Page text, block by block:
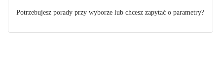
Potrzebujesz porady przy wyborze lub chcesz zapytać o parametry?